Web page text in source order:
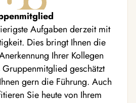
Aufgaben derzeit mit
Dies bringt Ihnen die
Ihrer Kollegen
geschätzt
gern die Führung. Auch
Sie heute von Ihrem